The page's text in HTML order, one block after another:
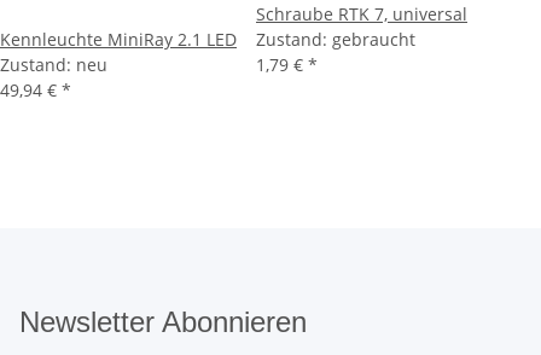
Kennleuchte MiniRay 2.1 LED
Zustand: neu
49,94 € *
Schraube RTK 7, universal
Zustand: gebraucht
1,79 € *
Newsletter Abonnieren